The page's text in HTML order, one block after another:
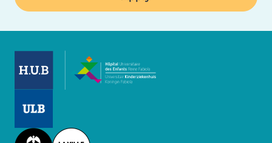
Image